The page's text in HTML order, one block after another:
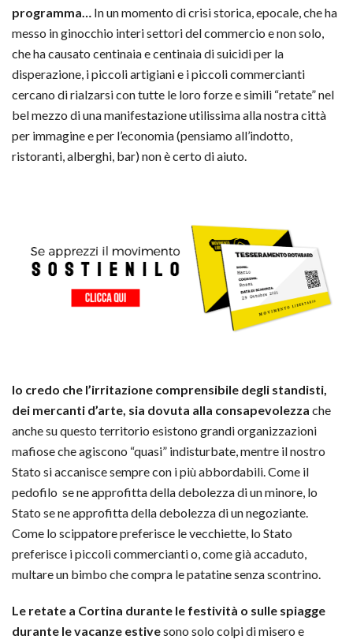
programma… In un momento di crisi storica, epocale, che ha
messo in ginocchio interi settori del commercio e non solo,
che ha causato centinaia e centinaia di suicidi per la
disperazione, i piccoli artigiani e i piccoli commercianti
cercano di rialzarsi con tutte le loro forze e simili “retate” nel
bel mezzo di una manifestazione utilissima alla nostra città
per immagine e per l’economia (pensiamo all’indotto,
ristoranti, alberghi, bar) non è certo di aiuto.
Io credo che l’irritazione comprensibile degli standisti,
dei mercanti d’arte, sia dovuta alla consapevolezza che
anche su questo territorio esistono grandi organizzazioni
mafiose che agiscono “quasi” indisturbate, mentre il nostro
Stato si accanisce sempre con i più abbordabili. Come il
pedofilo se ne approfitta della debolezza di un minore, lo
Stato se ne approfitta della debolezza di un negoziante.
Come lo scippatore preferisce le vecchiette, lo Stato
preferisce i piccoli commercianti o, come già accaduto,
multare un bimbo che compra le patatine senza scontrino.
Le retate a Cortina durante le festività o sulle spiagge
durante le vacanze estivesono solo colpi di misero e